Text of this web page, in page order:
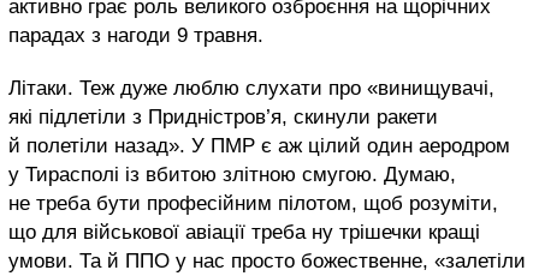
активно грає роль великого озброєння на щорічних
парадах з нагоди 9 травня.
Літаки. Теж дуже люблю слухати про «винищувачі,
які підлетіли з Придністров’я, скинули ракети
й полетіли назад». У ПМР є аж цілий один аеродром
у Тирасполі із вбитою злітною смугою. Думаю,
не треба бути професійним пілотом, щоб розуміти,
що для військової авіації треба ну трішечки кращі
умови. Та й ППО у нас просто божественне, «залетіли